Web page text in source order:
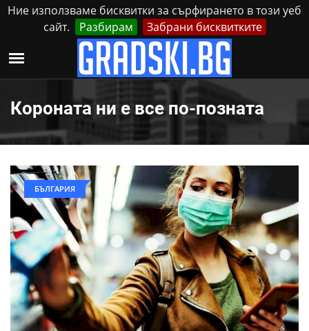
Ние използваме бисквитки за сърфирането в този уеб
сайт.
Разбирам Забрани бисквитките
Неделя, 9 Август, 2026 Реклама Контакти
Короната ни е все по-позната
БЪЛГАРИЯ